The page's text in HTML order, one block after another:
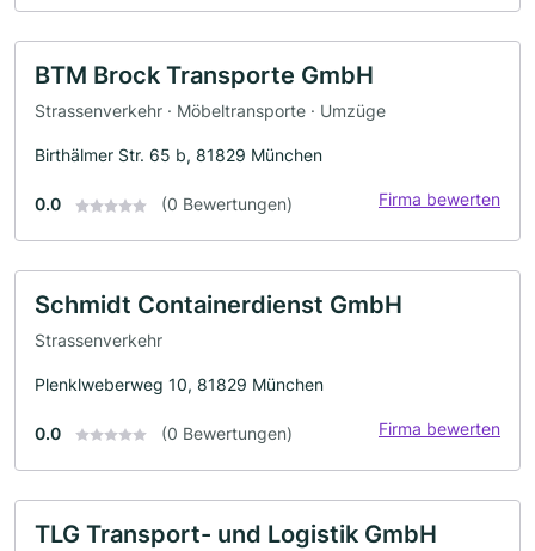
BTM Brock Transporte GmbH
Strassenverkehr · Möbeltransporte · Umzüge
Birthälmer Str. 65 b, 81829 München
0.0 (0 Bewertungen) Firma bewerten
Schmidt Containerdienst GmbH
Strassenverkehr
Plenklweberweg 10, 81829 München
0.0 (0 Bewertungen) Firma bewerten
TLG Transport- und Logistik GmbH